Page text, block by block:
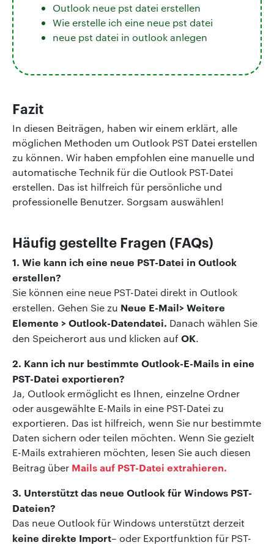
Outlook neue pst datei erstellen
Wie erstelle ich eine neue pst datei
neue pst datei in outlook anlegen
Fazit
In diesen Beiträgen, haben wir einem erklärt, alle
möglichen Methoden um Outlook PST Datei erstellen
zu können. Wir haben empfohlen eine manuelle und
automatische Technik für die Outlook PST-Datei
erstellen. Das ist hilfreich für persönliche und
professionelle Benutzer. Sorgsam auswählen!
Häufig gestellte Fragen (FAQs)
1. Wie kann ich eine neue PST-Datei in Outlook
erstellen?
Sie können eine neue PST-Datei direkt in Outlook
erstellen. Gehen Sie zu Neue E-Mail> Weitere
Elemente > Outlook-Datendatei. Danach wählen Sie
den Speicherort aus und klicken aufOK.
2. Kann ich nur bestimmte Outlook-E-Mails in eine
PST-Datei exportieren?
Ja, Outlook ermöglicht es Ihnen, einzelne Ordner
oder ausgewählte E-Mails in eine PST-Datei zu
exportieren. Das ist hilfreich, wenn Sie nur bestimmte
Daten sichern oder teilen möchten. Wenn Sie gezielt
E-Mails extrahieren möchten, lesen Sie auch diesen
Beitrag über Mails auf PST-Datei extrahieren.
3. Unterstützt das neue Outlook für Windows PST-
Dateien?
Das neue Outlook für Windows unterstützt derzeit
keine direkte Import– oder Exportfunktion für PST-